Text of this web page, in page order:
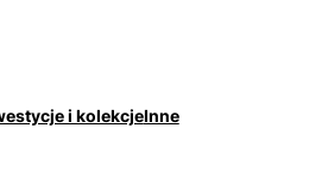
i kolekcjeInne